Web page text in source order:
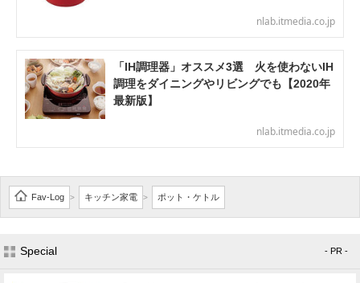
nlab.itmedia.co.jp
「IH調理器」オススメ3選 火を使わないIH
調理をダイニングやリビングでも【2020年
最新版】
nlab.itmedia.co.jp
Fav-Log > キッチン家電 > ポット・ケトル
Special - PR -